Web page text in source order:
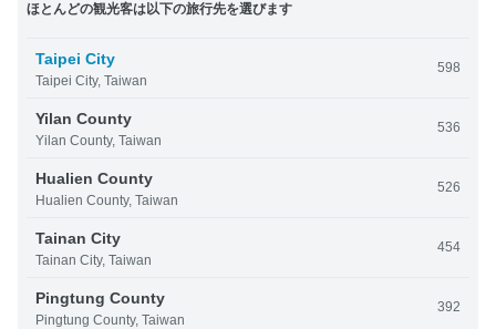
ほとんどの観光客は以下の旅行先を選びます
Taipei City
Taipei City, Taiwan
598
Yilan County
Yilan County, Taiwan
536
Hualien County
Hualien County, Taiwan
526
Tainan City
Tainan City, Taiwan
454
Pingtung County
Pingtung County, Taiwan
392